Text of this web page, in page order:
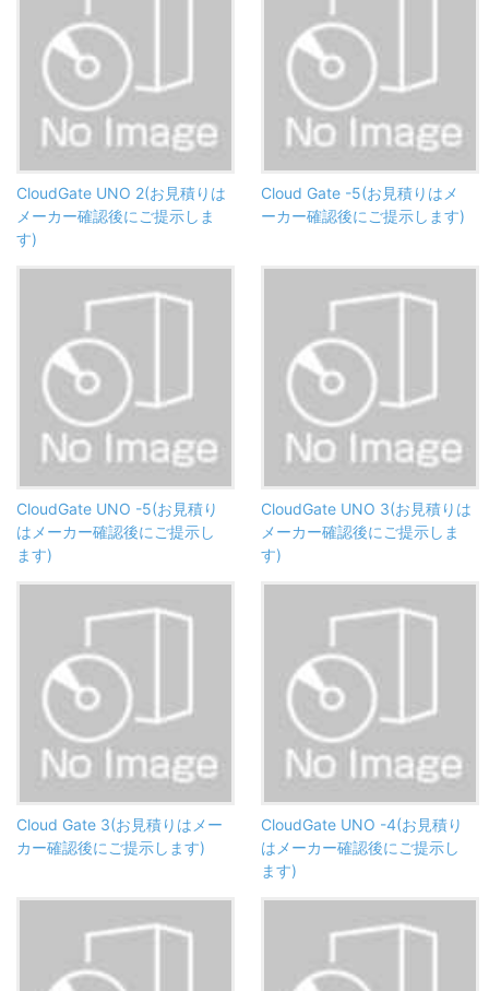
CloudGate UNO 2(お見積りは
メーカー確認後にご提示しま
す)
Cloud Gate -5(お見積りはメ
ーカー確認後にご提示します)
CloudGate UNO -5(お見積り
はメーカー確認後にご提示し
ます)
CloudGate UNO 3(お見積りは
メーカー確認後にご提示しま
す)
Cloud Gate 3(お見積りはメー
カー確認後にご提示します)
CloudGate UNO -4(お見積り
はメーカー確認後にご提示し
ます)